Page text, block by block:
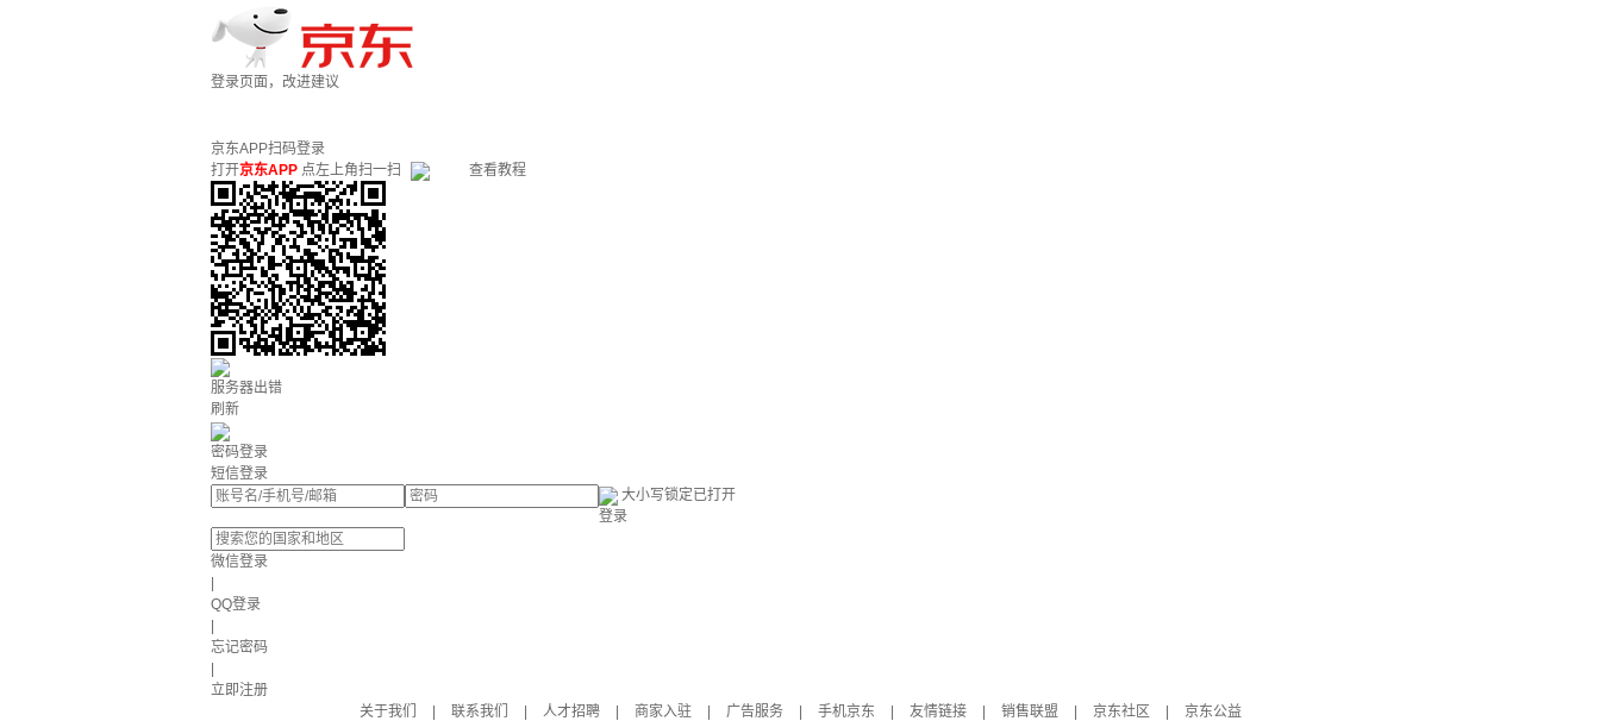
登录页面，改进建议
京东APP扫码登录
打开京东APP 点左上角扫一扫 查看教程
服务器出错
刷新
密码登录
短信登录
大小写锁定已打开
登录
微信登录
QQ登录
忘记密码
立即注册
关于我们
联系我们 人才招聘 商家入驻 广告服务 手机京东 友情链接 销售联盟 京东社区
京东公益